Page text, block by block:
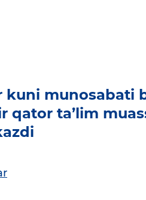
kuni munosabati
ta’lim